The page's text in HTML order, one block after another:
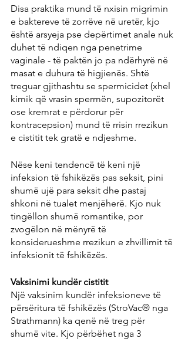
Disa praktika mund të nxisin migrimin
e baktereve të zorrëve në uretër, kjo
është arsyeja pse depërtimet anale nuk
duhet të ndiqen nga penetrime
vaginale - të paktën jo pa ndërhyrë në
masat e duhura të higjienës. Shtë
treguar gjithashtu se spermicidet (xhel
kimik që vrasin spermën, supozitorët
ose kremrat e përdorur për
kontracepsion) mund të rrisin rrezikun
e cistitit tek gratë e ndjeshme.
Nëse keni tendencë të keni një
infeksion të fshikëzës pas seksit, pini
shumë ujë para seksit dhe pastaj
shkoni në tualet menjëherë. Kjo nuk
tingëllon shumë romantike, por
zvogëlon në mënyrë të
konsiderueshme rrezikun e zhvillimit të
infeksionit të fshikëzës.
Vaksinimi kundër cistitit
Një vaksinim kundër infeksioneve të
përsëritura të fshikëzës (StroVac® nga
Strathmann) ka qenë në treg për
shumë vite. Kjo përbëhet nga 3